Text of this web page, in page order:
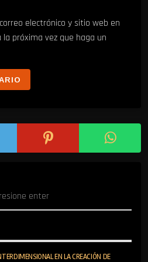
electrónico y sitio web en
próxima vez que haga un
EN LA CREACIÓN DE